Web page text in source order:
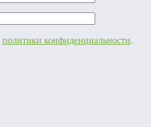
политики конфиденциальности.